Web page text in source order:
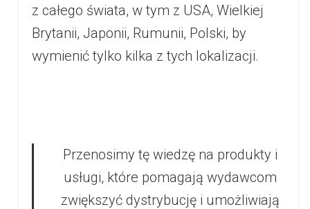
z całego świata, w tym z USA, Wielkiej
Brytanii, Japonii, Rumunii, Polski, by
wymienić tylko kilka z tych lokalizacji.
Przenosimy tę wiedzę na produkty i
usługi, które pomagają wydawcom
zwiększyć dystrybucję i umożliwiają